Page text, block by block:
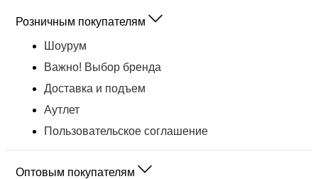
Розничным покупателям
Шоурум
Важно! Выбор бренда
Доставка и подъем
Аутлет
Пользовательское соглашение
Оптовым покупателям